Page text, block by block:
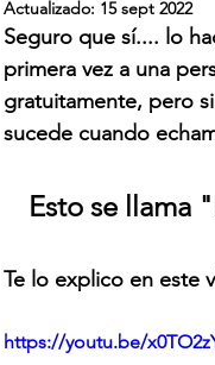
Actualizado: 15 sept 2022
Seguro que sí.... lo
primera vez a una
gratuitamente, pero
sucede cuando
Esto se llama "
Te lo explico en este
https://youtu.be/